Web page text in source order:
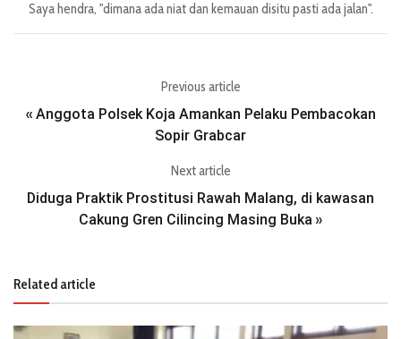
Saya hendra, "dimana ada niat dan kemauan disitu pasti ada jalan".
Previous article
« Anggota Polsek Koja Amankan Pelaku Pembacokan
Sopir Grabcar
Next article
Diduga Praktik Prostitusi Rawah Malang, di kawasan
Cakung Gren Cilincing Masing Buka »
Related article